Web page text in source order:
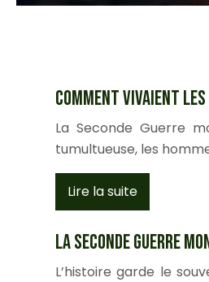
Comment vivaient
La Seconde Guerre
tumultueuse, les
Lire la suite
La Seconde Guerre
L’histoire garde le